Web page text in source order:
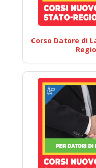
Corso Datore di